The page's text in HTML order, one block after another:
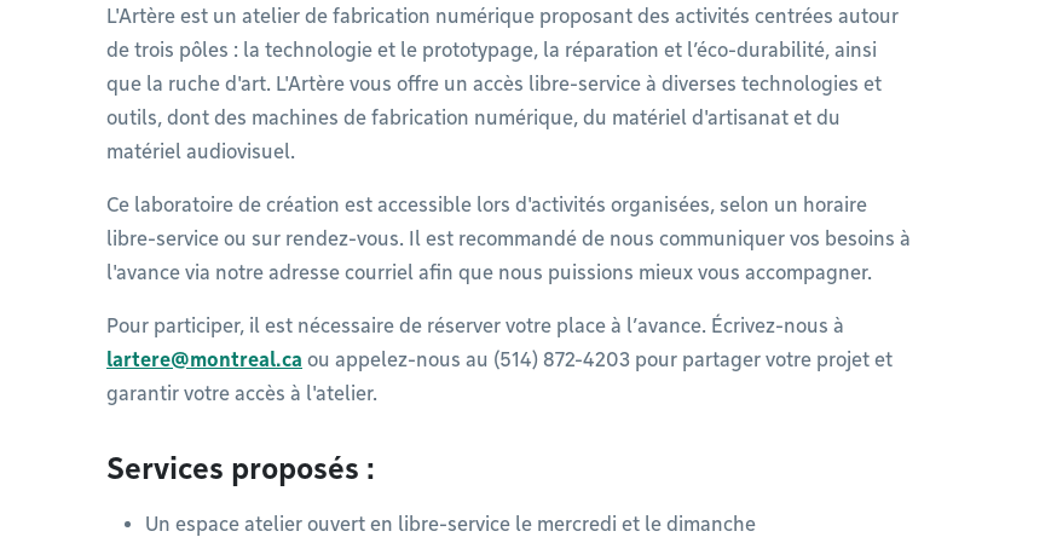
L'Artère est un atelier de fabrication numérique proposant des activités centrées autour
de trois pôles : la technologie et le prototypage, la réparation et l’éco-durabilité, ainsi
que la ruche d'art. L'Artère vous offre un accès libre-service à diverses technologies et
outils, dont des machines de fabrication numérique, du matériel d'artisanat et du
matériel audiovisuel.
Ce laboratoire de création est accessible lors d'activités organisées, selon un horaire
libre-service ou sur rendez-vous. Il est recommandé de nous communiquer vos besoins à
l'avance via notre adresse courriel afin que nous puissions mieux vous accompagner.
Pour participer, il est nécessaire de réserver votre place à l’avance. Écrivez-nous à
lartere@montreal.ca ou appelez-nous au (514) 872-4203 pour partager votre projet et
garantir votre accès à l'atelier.
Services proposés :
Un espace atelier ouvert en libre-service le mercredi et le dimanche